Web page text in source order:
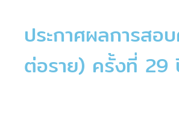
ประกาศผลการสอ
ต่อราย) ครั้งที่ 29